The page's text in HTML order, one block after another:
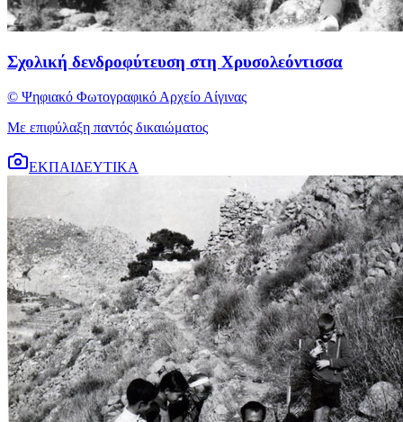
Σχολική δενδροφύτευση στη Χρυσολεόντισσα
© Ψηφιακό Φωτογραφικό Αρχείο Αίγινας
Με επιφύλαξη παντός δικαιώματος
ΕΚΠΑΙΔΕΥΤΙΚΑ